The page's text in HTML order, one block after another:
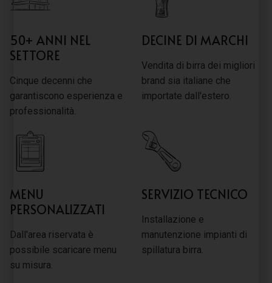
50+ ANNI NEL
SETTORE
Cinque decenni che
garantiscono esperienza e
professionalità.
DECINE DI MARCHI
Vendita di birra dei migliori
brand sia italiane che
importate dall'estero.
MENU
PERSONALIZZATI
Dall'area riservata è
possibile scaricare menu
su misura.
SERVIZIO TECNICO
Installazione e
manutenzione impianti di
spillatura birra.